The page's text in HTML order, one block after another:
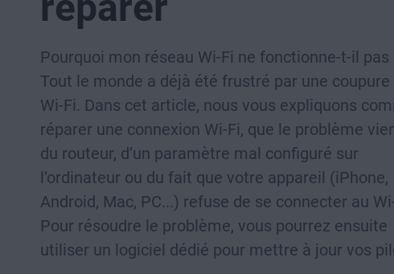
Pourquoi mon réseau Wi-Fi ne fonctionne-t-il pas
Tout le monde a déjà été frustré par une coupure
Wi-Fi. Dans cet article, nous vous expliquons
réparer une connexion Wi-Fi, que le problème
du routeur, d’un paramètre mal configuré sur
l’ordinateur ou du fait que votre appareil (iPhone,
Android, Mac, PC...) refuse de se connecter au
Pour résoudre le problème, vous pourrez ensuite
utiliser un logiciel dédié pour mettre à jour vos